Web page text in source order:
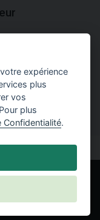
des
expérience
plus
vos
plus
Confidentialité.